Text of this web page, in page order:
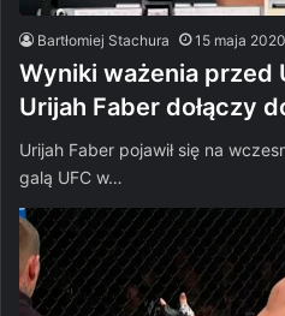
Bartłomiej Stachura 15 maja 2020
Wyniki ważenia przed
Urijah Faber dołączy
Urijah Faber pojawił się na
galą UFC w…